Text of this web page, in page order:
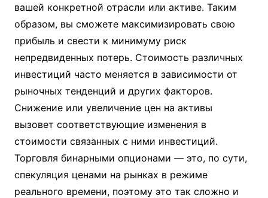
вашей конкретной отрасли или активе. Таким
образом, вы сможете максимизировать свою
прибыль и свести к минимуму риск
непредвиденных потерь. Стоимость различных
инвестиций часто меняется в зависимости от
рыночных тенденций и других факторов.
Снижение или увеличение цен на активы
вызовет соответствующие изменения в
стоимости связанных с ними инвестиций.
Торговля бинарными опционами — это, по сути,
спекуляция ценами на рынках в режиме
реального времени, поэтому это так сложно и